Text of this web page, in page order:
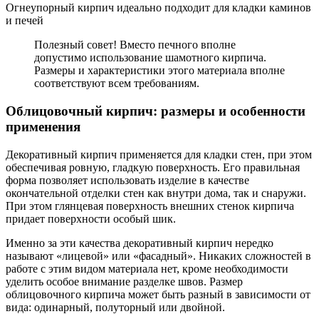
Огнеупорный кирпич идеально подходит для кладки каминов
и печей
Полезный совет! Вместо печного вполне
допустимо использование шамотного кирпича.
Размеры и характеристики этого материала вполне
соответствуют всем требованиям.
Облицовочный кирпич: размеры и особенности
применения
Декоративный кирпич применяется для кладки стен, при этом
обеспечивая ровную, гладкую поверхность. Его правильная
форма позволяет использовать изделие в качестве
окончательной отделки стен как внутри дома, так и снаружи.
При этом глянцевая поверхность внешних стенок кирпича
придает поверхности особый шик.
Именно за эти качества декоративный кирпич нередко
называют «лицевой» или «фасадный». Никаких сложностей в
работе с этим видом материала нет, кроме необходимости
уделить особое внимание разделке швов. Размер
облицовочного кирпича может быть разный в зависимости от
вида: одинарный, полуторный или двойной.